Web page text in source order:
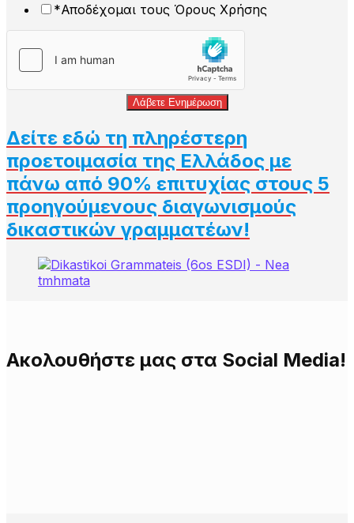
EMAIL *Αποδέχομαι τους Όρους Χρήσης
Λάβετε Ενημέρωση
Δείτε εδώ τη πληρέστερη
προετοιμασία της Ελλάδος με
πάνω από 90% επιτυχίας στους 5
προηγούμενους διαγωνισμούς
δικαστικών γραμματέων!
Aκολουθήστε μας στα Social Media!